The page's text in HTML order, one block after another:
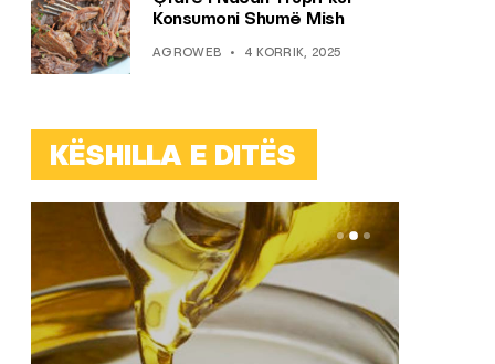
Konsumoni Shumë Mish
AGROWEB 4 KORRIK, 2025
KËSHILLA E DITËS